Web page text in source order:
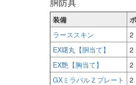
装備
ラーススキン
2
EX曙丸【胴当て】
2
EX艶【胸当て】
2
GXミラバルＺプレート
2